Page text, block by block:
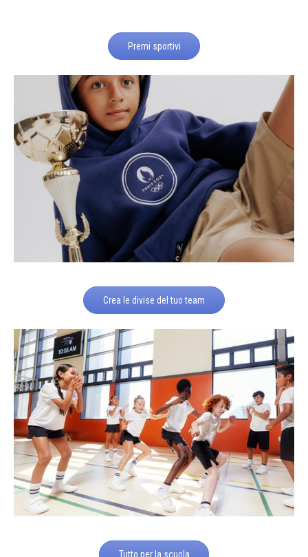
Premi sportivi
Crea le divise del tuo team
Tutto per la scuola